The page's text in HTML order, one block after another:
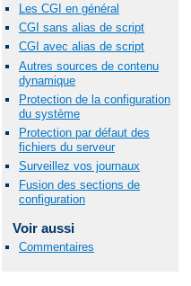
Les CGI en général
CGI sans alias de script
CGI avec alias de script
Autres sources de contenu
dynamique
Protection de la configuration
du système
Protection par défaut des
fichiers du serveur
Surveillez vos journaux
Fusion des sections de
configuration
Voir aussi
Commentaires